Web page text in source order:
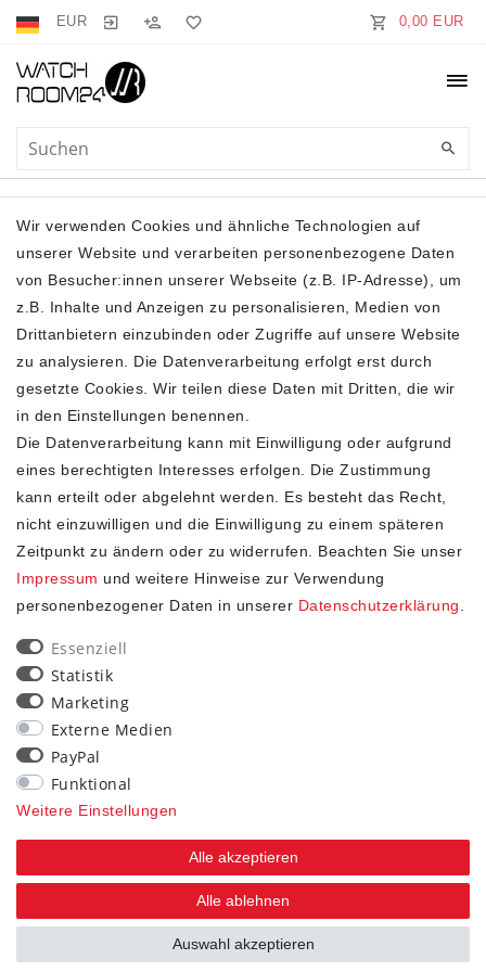
EUR 0,00 EUR
BOOTS
Filter
SHOP
Impressum
Daten­schutz­erklärung
AGB
Widerrufs­recht
STAY CONNECTED
Wir verwenden Cookies und ähnliche Technologien auf
unserer Website und verarbeiten personenbezogene Daten
von Besucher:innen unserer Webseite (z.B. IP-Adresse), um
z.B. Inhalte und Anzeigen zu personalisieren, Medien von
Drittanbietern einzubinden oder Zugriffe auf unsere Website
zu analysieren. Die Datenverarbeitung erfolgt erst durch
gesetzte Cookies. Wir teilen diese Daten mit Dritten, die wir
in den Einstellungen benennen.
Die Datenverarbeitung kann mit Einwilligung oder aufgrund
eines berechtigten Interesses erfolgen. Die Zustimmung
kann erteilt oder abgelehnt werden. Es besteht das Recht,
nicht einzuwilligen und die Einwilligung zu einem späteren
Zeitpunkt zu ändern oder zu widerrufen. Beachten Sie unser
Impressum und weitere Hinweise zur Verwendung
personenbezogener Daten in unserer Daten­schutz­erklärung
Essenziell
Statistik
Marketing
Externe Medien
PayPal
Funktional
Weitere Einstellungen
Alle akzeptieren
Alle ablehnen
Auswahl akzeptieren